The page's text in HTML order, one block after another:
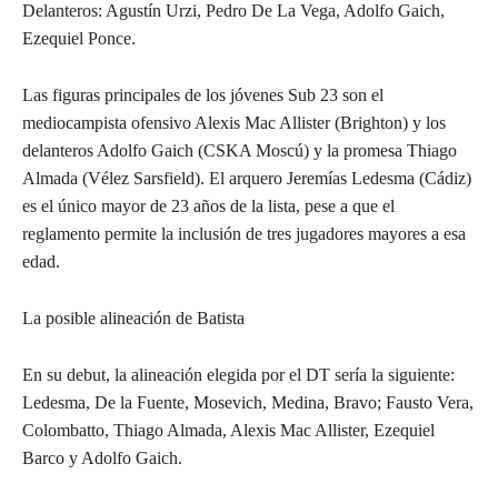
Delanteros: Agustín Urzi, Pedro De La Vega, Adolfo Gaich,
Ezequiel Ponce.
Las figuras principales de los jóvenes Sub 23 son el
mediocampista ofensivo Alexis Mac Allister (Brighton) y los
delanteros Adolfo Gaich (CSKA Moscú) y la promesa Thiago
Almada (Vélez Sarsfield). El arquero Jeremías Ledesma (Cádiz)
es el único mayor de 23 años de la lista, pese a que el
reglamento permite la inclusión de tres jugadores mayores a esa
edad.
La posible alineación de Batista
En su debut, la alineación elegida por el DT sería la siguiente:
Ledesma, De la Fuente, Mosevich, Medina, Bravo; Fausto Vera,
Colombatto, Thiago Almada, Alexis Mac Allister, Ezequiel
Barco y Adolfo Gaich.